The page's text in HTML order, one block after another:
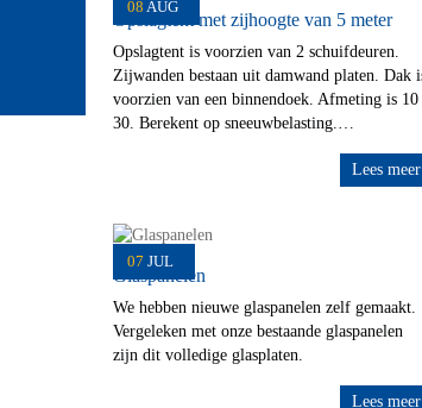
08 AUG
Opslagtent met zijhoogte van 5 meter
Opslagtent is voorzien van 2 schuifdeuren.
Zijwanden bestaan uit damwand platen. Dak
voorzien van een binnendoek. Afmeting is
30. Berekent op sneeuwbelasting.…
Lees meer
07 JUL
Glaspanelen
We hebben nieuwe glaspanelen zelf gemaakt.
Vergeleken met onze bestaande glaspanelen
zijn dit volledige glasplaten.
Lees meer